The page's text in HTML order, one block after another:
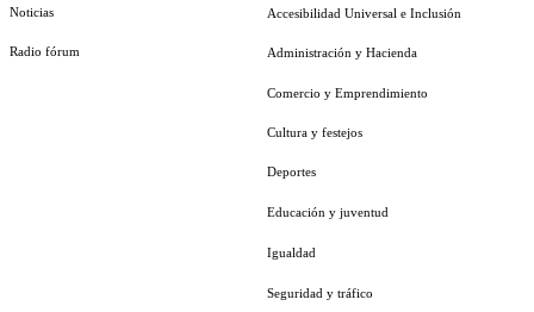
Noticias
Radio fórum
Accesibilidad Universal e Inclusión
Administración y Hacienda
Comercio y Emprendimiento
Cultura y festejos
Deportes
Educación y juventud
Igualdad
Seguridad y tráfico